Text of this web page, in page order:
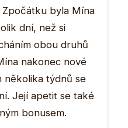
byla Mína
dní, než si
obou druhů
nakonec nové
několika týdnů se
Její apetit se také
bonusem.